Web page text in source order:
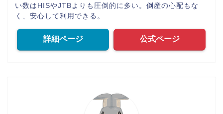
い数はHISやJTBよりも圧倒的に多い。倒産の心配もな
く、安心して利用できる。
詳細ページ 公式ページ